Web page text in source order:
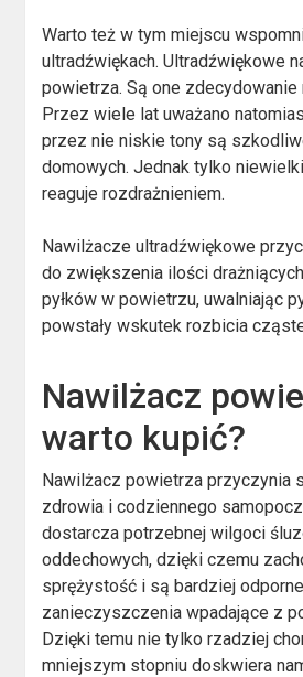
Warto też w tym miejscu
ultradźwiękach. Ultradźwiękowe
powietrza. Są one zdecydowanie
Przez wiele lat uważano
przez nie niskie tony są
domowych. Jednak tylko
reaguje rozdrażnieniem.
Nawilżacze ultradźwiękowe
do zwiększenia ilości
pyłków w powietrzu, uwalniając
powstały wskutek rozbicia
Nawilżacz
warto kupić?
Nawilżacz powietrza przyczynia
zdrowia i codziennego
dostarcza potrzebnej wilgoci
oddechowych, dzięki czemu
sprężystość i są bardziej
zanieczyszczenia wpadające z
Dzięki temu nie tylko rzadziej
mniejszym stopniu doskwiera